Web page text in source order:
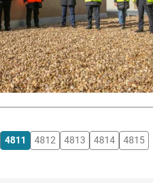
4811 4812 4813 4814 4815